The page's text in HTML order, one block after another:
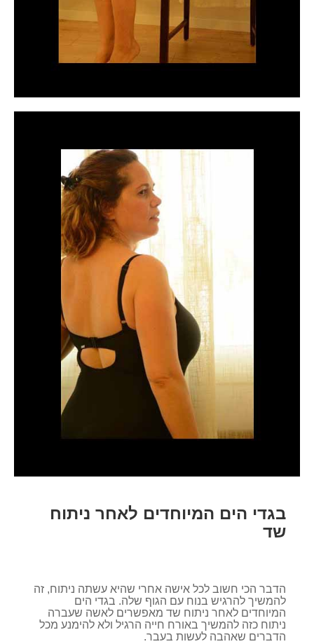
בגדי הים המיוחדים לאחר ניתוח
שד
הדבר הכי חשוב לכל אישה אחרי שהיא עשתה ניתוח, זה
להמשיך להרגיש בנוח עם הגוף שלה. בגדי הים
המיוחדים לאחר ניתוח שד מאפשרים לאשה שעברה
ניתוח כזה להמשיך באורח חייה הרגיל ולא להימנע מכל
הדברים שאהבה לעשות בעבר.